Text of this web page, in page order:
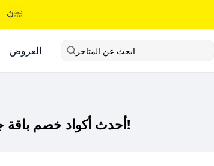
العروض ابحث عن المتاجر
أحدث أكواد خصم باقة جلنار كود خصم حصري لـ باقة جلنار الآن!